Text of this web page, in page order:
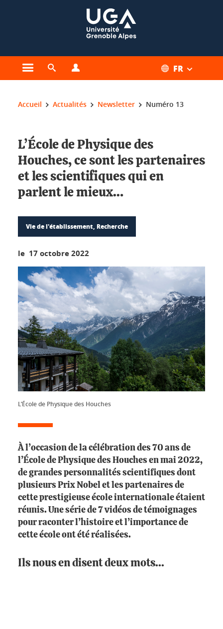
Ouvrir le menu principal
Ouvrir le moteur de recherche FR
Vous êtes ici :
Accueil Actualités Newsletter Numéro 13
L’École de Physique des
Houches, ce sont les partenaires
et les scientifiques qui en
parlent le mieux…
Vie de l'établissement, Recherche
le 17 octobre 2022
L’École de Physique des Houches
À l’occasion de la célébration des 70 ans de
l’École de Physique des Houches en mai 2022,
de grandes personnalités scientifiques dont
plusieurs Prix Nobel et les partenaires de
cette prestigieuse école internationale étaient
réunis. Une série de 7 vidéos de témoignages
pour raconter l’histoire et l’importance de
cette école ont été réalisées.
Ils nous en disent deux mots...